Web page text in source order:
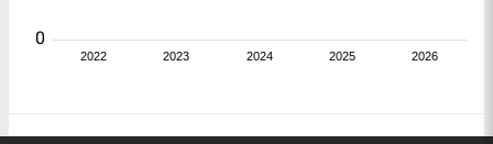
2022 2023 2024 2025 2026
0